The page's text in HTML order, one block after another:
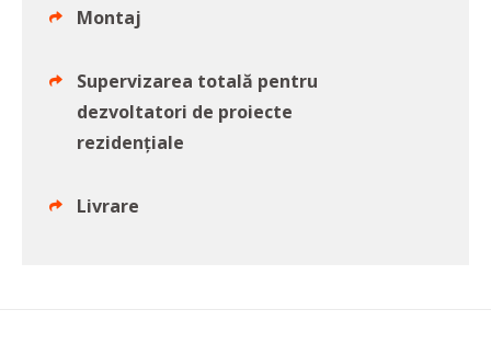
Montaj
Supervizarea totală pentru
dezvoltatori de proiecte
rezidențiale
Livrare